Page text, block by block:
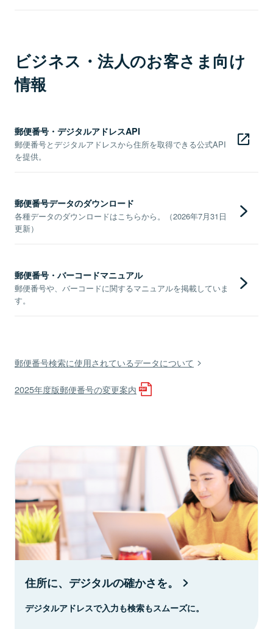
ビジネス・法人のお客さま向け
情報
郵便番号・デジタルアドレスAPI
郵便番号とデジタルアドレスから住所を取得できる公式API
を提供。
郵便番号データのダウンロード
各種データのダウンロードはこちらから。（2026年7月31日
更新）
郵便番号・バーコードマニュアル
郵便番号や、バーコードに関するマニュアルを掲載していま
す。
郵便番号検索に使用されているデータについて
2025年度版郵便番号の変更案内
住所に、デジタルの確かさを。
デジタルアドレスで入力も検索もスムーズに。